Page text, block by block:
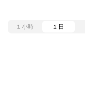
1 小時 1 日